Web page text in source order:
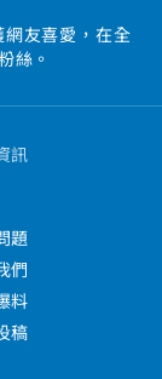
友喜愛，在全
絲。
訊
題
們
料
稿